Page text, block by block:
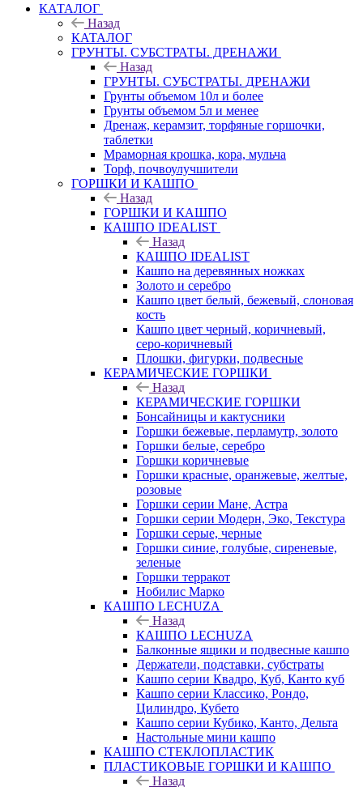
КАТАЛОГ
Назад
КАТАЛОГ
ГРУНТЫ. СУБСТРАТЫ. ДРЕНАЖИ
Назад
ГРУНТЫ. СУБСТРАТЫ. ДРЕНАЖИ
Грунты объемом 10л и более
Грунты объемом 5л и менее
Дренаж, керамзит, торфяные горшочки,
таблетки
Мраморная крошка, кора, мульча
Торф, почвоулучшители
ГОРШКИ И КАШПО
Назад
ГОРШКИ И КАШПО
КАШПО IDEALIST
Назад
КАШПО IDEALIST
Кашпо на деревянных ножках
Золото и серебро
Кашпо цвет белый, бежевый, слоновая
кость
Кашпо цвет черный, коричневый,
серо-коричневый
Плошки, фигурки, подвесные
КЕРАМИЧЕСКИЕ ГОРШКИ
Назад
КЕРАМИЧЕСКИЕ ГОРШКИ
Бонсайницы и кактусники
Горшки бежевые, перламутр, золото
Горшки белые, серебро
Горшки коричневые
Горшки красные, оранжевые, желтые,
розовые
Горшки серии Мане, Астра
Горшки серии Модерн, Эко, Текстура
Горшки серые, черные
Горшки синие, голубые, сиреневые,
зеленые
Горшки терракот
Нобилис Марко
КАШПО LECHUZA
Назад
КАШПО LECHUZA
Балконные ящики и подвесные кашпо
Держатели, подставки, субстраты
Кашпо серии Квадро, Куб, Канто куб
Кашпо серии Классико, Рондо,
Цилиндро, Кубето
Кашпо серии Кубико, Канто, Дельта
Настольные мини кашпо
КАШПО СТЕКЛОПЛАСТИК
ПЛАСТИКОВЫЕ ГОРШКИ И КАШПО
Назад